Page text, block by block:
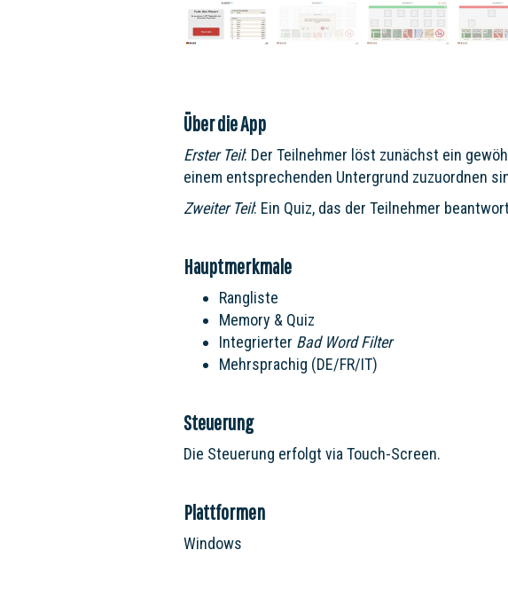
Über die App
Erster Teil: Der Teilnehmer löst zunächst ein
einem entsprechenden Untergrund zuzuordnen
Zweiter Teil: Ein Quiz, das der Teilnehmer
Hauptmerkmale
Rangliste
Memory & Quiz
Integrierter Bad Word Filter
Mehrsprachig (DE/FR/IT)
Steuerung
Die Steuerung erfolgt via Touch-Screen.
Plattformen
Windows